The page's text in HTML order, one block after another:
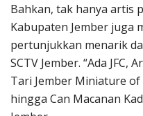
Bahkan, tak hanya artis
Kabupaten Jember juga
pertunjukkan menarik
SCTV Jember. “Ada
Tari Jember Miniature
hingga Can Macanan